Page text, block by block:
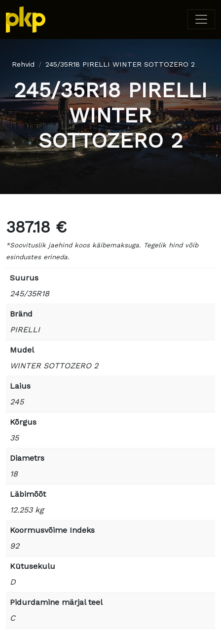
Rehvid 245/35R18 PIRELLI WINTER SOTTOZERO 2
245/35R18 PIRELLI
WINTER
SOTTOZERO 2
387.18 €
*Soovituslik jaehind koos käibemaksuga. Tegelik hind võib
esindustes erineda.
Suurus
245/35R18
Bränd
PIRELLI
Mudel
WINTER SOTTOZERO 2
Laius
245
Kõrgus
35
Diametrs
18
Läbimõõt
12.253 kg
Koormusvõime Indeks
92
Kütusekulu
D
Pidurdamine märjal teel
C